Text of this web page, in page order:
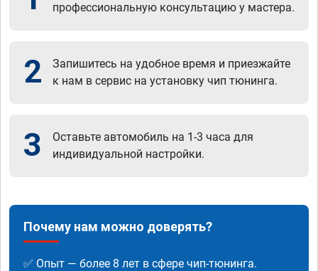
профессиональную консультацию у мастера.
2
Запишитесь на удобное время и приезжайте
к нам в сервис на установку чип тюнинга.
3
Оставьте автомобиль на 1-3 часа для
индивидуальной настройки.
Почему нам можно доверять?
✅ Опыт — более 8 лет в сфере чип-тюнинга.